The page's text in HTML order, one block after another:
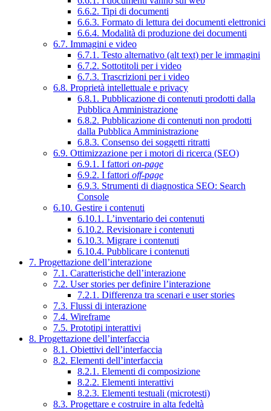
6.6.2. Tipi di documenti
6.6.3. Formato di lettura dei documenti elettronici
6.6.4. Modalità di produzione dei documenti
6.7. Immagini e video
6.7.1. Testo alternativo (alt text) per le immagini
6.7.2. Sottotitoli per i video
6.7.3. Trascrizioni per i video
6.8. Proprietà intellettuale e privacy
6.8.1. Pubblicazione di contenuti prodotti dalla
Pubblica Amministrazione
6.8.2. Pubblicazione di contenuti non prodotti
dalla Pubblica Amministrazione
6.8.3. Consenso dei soggetti ritratti
6.9. Ottimizzazione per i motori di ricerca (SEO)
6.9.1. I fattori on-page
6.9.2. I fattori off-page
6.9.3. Strumenti di diagnostica SEO: Search
Console
6.10. Gestire i contenuti
6.10.1. L’inventario dei contenuti
6.10.2. Revisionare i contenuti
6.10.3. Migrare i contenuti
6.10.4. Pubblicare i contenuti
7. Progettazione dell’interazione
7.1. Caratteristiche dell’interazione
7.2. User stories per definire l’interazione
7.2.1. Differenza tra scenari e user stories
7.3. Flussi di interazione
7.4. Wireframe
7.5. Prototipi interattivi
8. Progettazione dell’interfaccia
8.1. Obiettivi dell’interfaccia
8.2. Elementi dell’interfaccia
8.2.1. Elementi di composizione
8.2.2. Elementi interattivi
8.2.3. Elementi testuali (microtesti)
8.3. Progettare e costruire in alta fedeltà